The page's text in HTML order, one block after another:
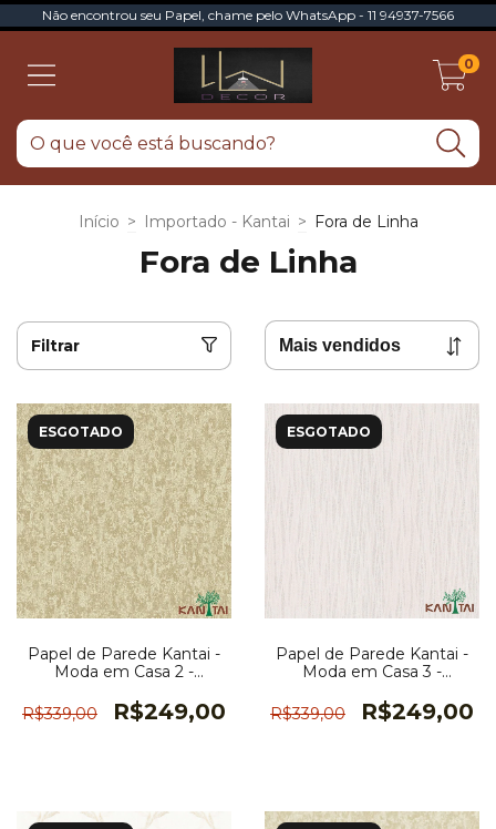
Não encontrou seu Papel, chame pelo WhatsApp - 11 94937-7566
0
Início > Importado - Kantai > Fora de Linha
Fora de Linha
Filtrar
ESGOTADO
Papel de Parede Kantai -
Moda em Casa 2 -
R$339,00
R$249,00
ESGOTADO
Papel de Parede Kantai -
Moda em Casa 3 -
R$339,00
R$249,00